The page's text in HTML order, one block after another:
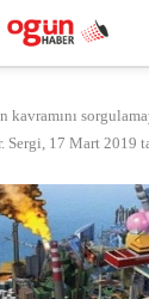
kavramını
Sergi, 17 Mart 2019